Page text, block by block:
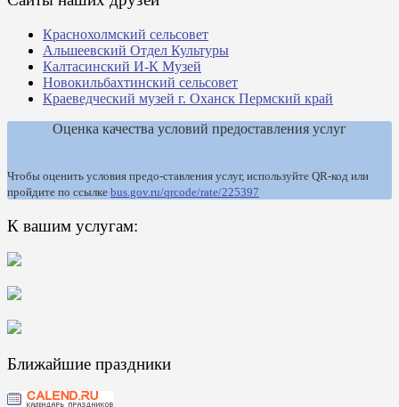
Краснохолмский сельсовет
Альшеевский Отдел Культуры
Калтасинский И-К Музей
Новокильбахтинский сельсовет
Краеведческий музей г. Оханск Пермский край
Оценка качества условий предоставления услуг
Чтобы оценить условия предо-ставления услуг, используйте QR-код или
пройдите по ссылке bus.gov.ru/qrcode/rate/225397
К вашим услугам:
Ближайшие праздники